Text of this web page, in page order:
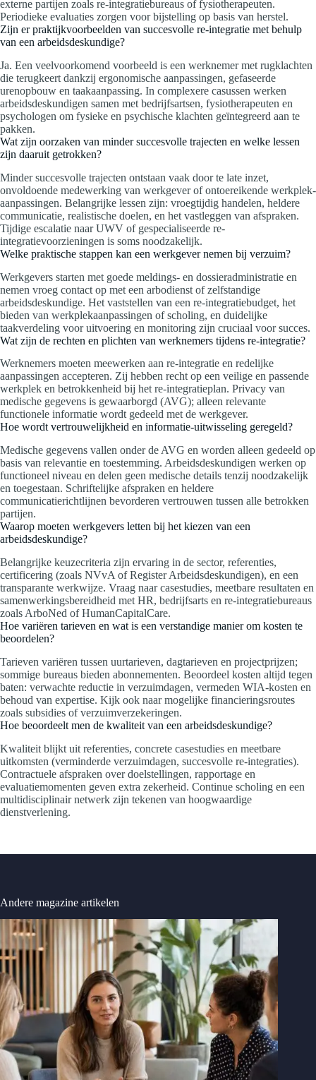
externe partijen zoals re-integratiebureaus of fysiotherapeuten.
Periodieke evaluaties zorgen voor bijstelling op basis van herstel.
Zijn er praktijkvoorbeelden van succesvolle re-integratie met behulp
van een arbeidsdeskundige?
Ja. Een veelvoorkomend voorbeeld is een werknemer met rugklachten
die terugkeert dankzij ergonomische aanpassingen, gefaseerde
urenopbouw en taakaanpassing. In complexere casussen werken
arbeidsdeskundigen samen met bedrijfsartsen, fysiotherapeuten en
psychologen om fysieke en psychische klachten geïntegreerd aan te
pakken.
Wat zijn oorzaken van minder succesvolle trajecten en welke lessen
zijn daaruit getrokken?
Minder succesvolle trajecten ontstaan vaak door te late inzet,
onvoldoende medewerking van werkgever of ontoereikende werkplek-
aanpassingen. Belangrijke lessen zijn: vroegtijdig handelen, heldere
communicatie, realistische doelen, en het vastleggen van afspraken.
Tijdige escalatie naar UWV of gespecialiseerde re-
integratievoorzieningen is soms noodzakelijk.
Welke praktische stappen kan een werkgever nemen bij verzuim?
Werkgevers starten met goede meldings- en dossieradministratie en
nemen vroeg contact op met een arbodienst of zelfstandige
arbeidsdeskundige. Het vaststellen van een re-integratiebudget, het
bieden van werkplekaanpassingen of scholing, en duidelijke
taakverdeling voor uitvoering en monitoring zijn cruciaal voor succes.
Wat zijn de rechten en plichten van werknemers tijdens re-integratie?
Werknemers moeten meewerken aan re-integratie en redelijke
aanpassingen accepteren. Zij hebben recht op een veilige en passende
werkplek en betrokkenheid bij het re-integratieplan. Privacy van
medische gegevens is gewaarborgd (AVG); alleen relevante
functionele informatie wordt gedeeld met de werkgever.
Hoe wordt vertrouwelijkheid en informatie-uitwisseling geregeld?
Medische gegevens vallen onder de AVG en worden alleen gedeeld op
basis van relevantie en toestemming. Arbeidsdeskundigen werken op
functioneel niveau en delen geen medische details tenzij noodzakelijk
en toegestaan. Schriftelijke afspraken en heldere
communicatierichtlijnen bevorderen vertrouwen tussen alle betrokken
partijen.
Waarop moeten werkgevers letten bij het kiezen van een
arbeidsdeskundige?
Belangrijke keuzecriteria zijn ervaring in de sector, referenties,
certificering (zoals NVvA of Register Arbeidsdeskundigen), en een
transparante werkwijze. Vraag naar casestudies, meetbare resultaten en
samenwerkingsbereidheid met HR, bedrijfsarts en re-integratiebureaus
zoals ArboNed of HumanCapitalCare.
Hoe variëren tarieven en wat is een verstandige manier om kosten te
beoordelen?
Tarieven variëren tussen uurtarieven, dagtarieven en projectprijzen;
sommige bureaus bieden abonnementen. Beoordeel kosten altijd tegen
baten: verwachte reductie in verzuimdagen, vermeden WIA-kosten en
behoud van expertise. Kijk ook naar mogelijke financieringsroutes
zoals subsidies of verzuimverzekeringen.
Hoe beoordeelt men de kwaliteit van een arbeidsdeskundige?
Kwaliteit blijkt uit referenties, concrete casestudies en meetbare
uitkomsten (verminderde verzuimdagen, succesvolle re-integraties).
Contractuele afspraken over doelstellingen, rapportage en
evaluatiemomenten geven extra zekerheid. Continue scholing en een
multidisciplinair netwerk zijn tekenen van hoogwaardige
dienstverlening.
Andere magazine artikelen